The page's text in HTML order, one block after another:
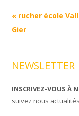
Navigation
Article
« rucher école
Gier
NEWSLETTER
INSCRIVEZ-VOUS À
suivez nous